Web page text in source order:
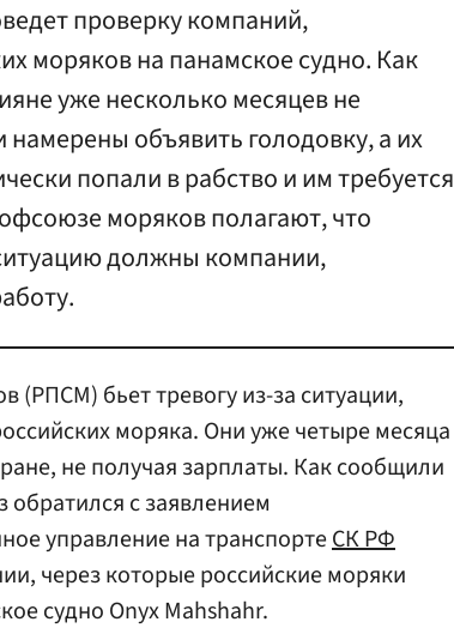
проверку компаний,
моряков на панамское судно. Как
уже несколько месяцев не
объявить голодовку, а их
попали в рабство и им требуется
моряков полагают, что
должны компании,
(РПСМ) бьет тревогу из-за ситуации,
моряка. Они уже четыре месяца
не получая зарплаты. Как сообщили
с заявлением
управление на транспортеСК РФ
через которые российские моряки
судно Onyx Mahshahr.